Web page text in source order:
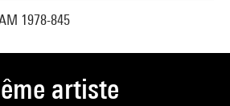
1978-845
artiste